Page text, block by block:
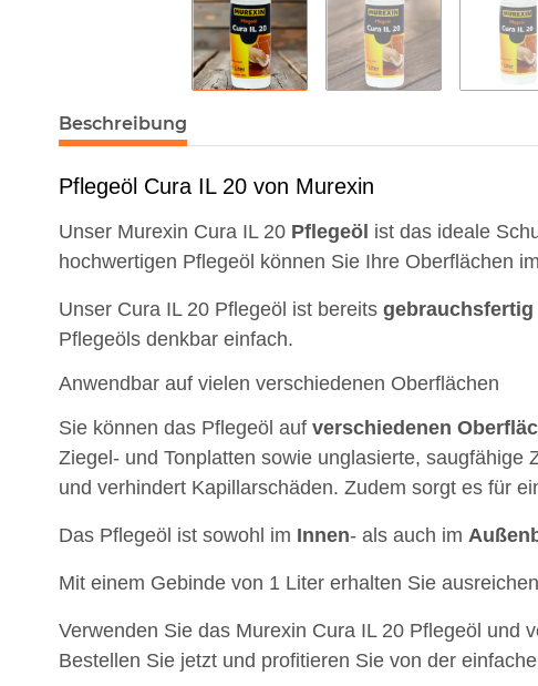
Beschreibung
Pflegeöl Cura IL 20 von Murexin
Unser Murexin Cura IL 20 Pflegeöl ist das ideale
hochwertigen Pflegeöl können Sie Ihre Oberflächen
Unser Cura IL 20 Pflegeöl ist bereits gebrauchsfertig
Pflegeöls denkbar einfach.
Anwendbar auf vielen verschiedenen Oberflächen
Sie können das Pflegeöl auf verschiedenen
Ziegel- und Tonplatten sowie unglasierte,
und verhindert Kapillarschäden. Zudem sorgt es für
Das Pflegeöl ist sowohl im Innen- als auch im
Mit einem Gebinde von 1 Liter erhalten Sie
Verwenden Sie das Murexin Cura IL 20 Pflegeöl und
Bestellen Sie jetzt und profitieren Sie von der